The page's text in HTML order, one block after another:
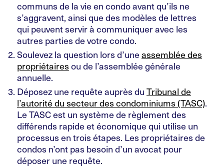
communs de la vie en condo avant qu’ils ne
s’aggravent, ainsi que des modèles de lettres
qui peuvent servir à communiquer avec les
autres parties de votre condo.
Soulevez la question lors d’uneassemblée des
propriétaires ou de l’assemblée générale
annuelle.
Déposez une requête auprès du Tribunal de
l’autorité du secteur des condominiums (TASC).
Le TASC est un système de règlement des
différends rapide et économique qui utilise un
processus en trois étapes. Les propriétaires de
condos n’ont pas besoin d’un avocat pour
déposer une requête.